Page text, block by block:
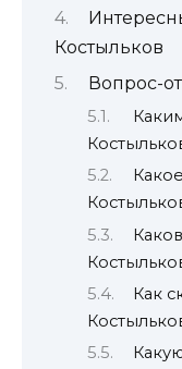
Костыльков
Вопрос-
Как